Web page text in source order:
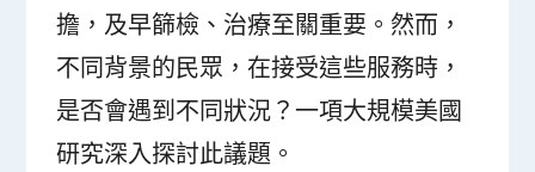
擔，及早篩檢、治療至關重要。然而，
不同背景的民眾，在接受這些服務時，
是否會遇到不同狀況？一項大規模美國
研究深入探討此議題。